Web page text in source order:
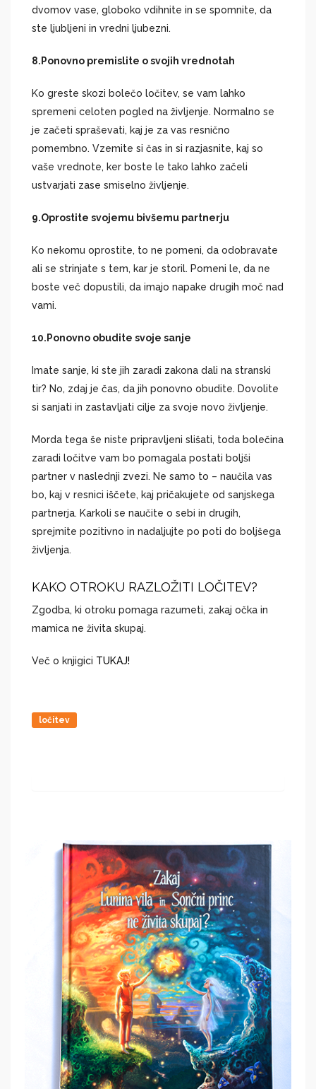
dvomov vase, globoko vdihnite in se spomnite, da
ste ljubljeni in vredni ljubezni.
8.Ponovno premislite o svojih vrednotah
Ko greste skozi bolečo ločitev, se vam lahko
spremeni celoten pogled na življenje. Normalno se
je začeti spraševati, kaj je za vas resnično
pomembno. Vzemite si čas in si razjasnite, kaj so
vaše vrednote, ker boste le tako lahko začeli
ustvarjati zase smiselno življenje.
9.Oprostite svojemu bivšemu partnerju
Ko nekomu oprostite, to ne pomeni, da odobravate
ali se strinjate s tem, kar je storil. Pomeni le, da ne
boste več dopustili, da imajo napake drugih moč nad
vami.
10.Ponovno obudite svoje sanje
Imate sanje, ki ste jih zaradi zakona dali na stranski
tir? No, zdaj je čas, da jih ponovno obudite. Dovolite
si sanjati in zastavljati cilje za svoje novo življenje.
Morda tega še niste pripravljeni slišati, toda bolečina
zaradi ločitve vam bo pomagala postati boljši
partner v naslednji zvezi. Ne samo to – naučila vas
bo, kaj v resnici iščete, kaj pričakujete od sanjskega
partnerja. Karkoli se naučite o sebi in drugih,
sprejmite pozitivno in nadaljujte po poti do boljšega
življenja.
KAKO OTROKU RAZLOŽITI LOČITEV?
Zgodba, ki otroku pomaga razumeti, zakaj očka in
mamica ne živita skupaj.
Več o knjigici TUKAJ!
ločitev